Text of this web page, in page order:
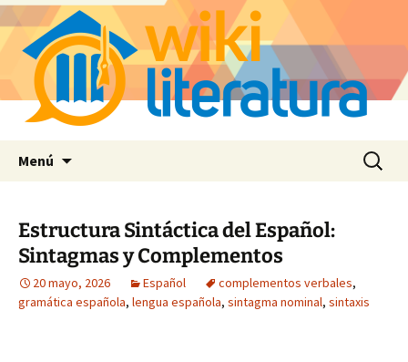
Menú Buscar:
Estructura Sintáctica del Español:
Sintagmas y Complementos
20 mayo, 2026 Español complementos verbales,
gramática española, lengua española, sintagma nominal, sintaxis